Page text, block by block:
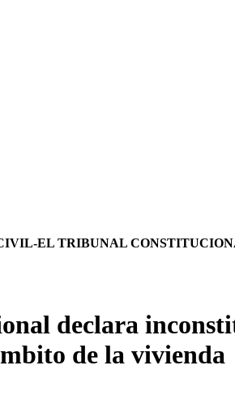
EL TRIBUNAL
declara
de la vivienda